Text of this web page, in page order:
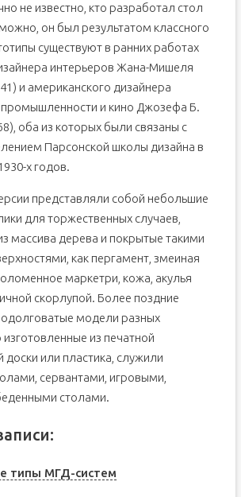
не известно, кто разработал стол
он был результатом классного
существуют в ранних работах
интерьеров Жана-Мишеля
и американского дизайнера
промышленности и кино Джозефа Б.
оба из которых были связаны с
Парсонской школы дизайна в
х годов.
представляли собой небольшие
для торжественных случаев,
массива дерева и покрытые такими
как пергамент, змеиная
маркетри, кожа, акулья
скорлупой. Более поздние
модели разных
из печатной
или пластика, служили
сервантами, игровыми,
столами.
типы МГД-систем